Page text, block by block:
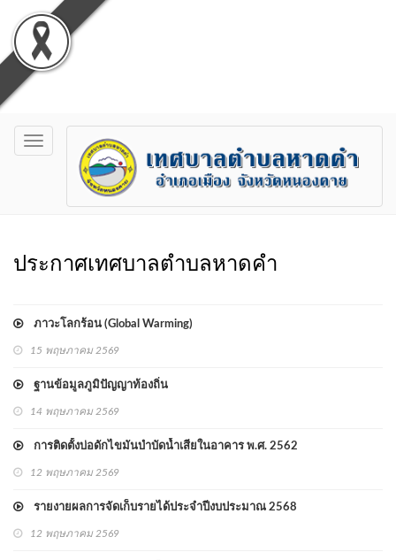
Toggle
navigation
ประกาศเทศบาลตำบลหาดคำ
ภาวะโลกร้อน (Global Warming)
15 พฤษภาคม 2569
ฐานข้อมูลภูมิปัญญาท้องถิ่น
14 พฤษภาคม 2569
การติดตั้งบ่อดักไขมันบำบัดน้ำเสียในอาคาร พ.ศ. 2562
12 พฤษภาคม 2569
รายงายผลการจัดเก็บรายได้ประจำปีงบประมาณ 2568
12 พฤษภาคม 2569